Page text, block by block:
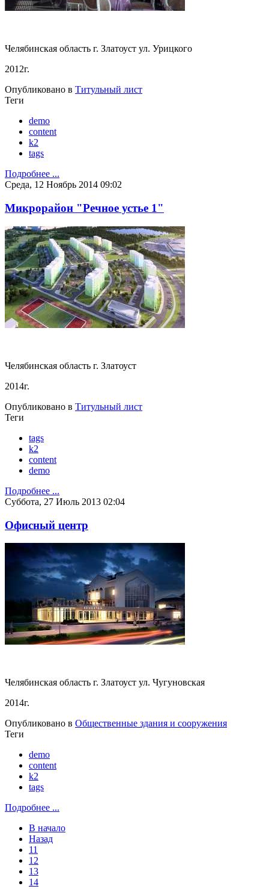
Челябинская область г. Златоуст ул. Урицкого
2012г.
Опубликовано в Титульный лист
Теги
demo
content
k2
tags
Подробнее ...
Среда, 12 Ноябрь 2014 09:02
Микрорайон "Речное устье 1"
Челябинская область г. Златоуст
2014г.
Опубликовано в Титульный лист
Теги
tags
k2
content
demo
Подробнее ...
Суббота, 27 Июль 2013 02:04
Офисный центр
Челябинская область г. Златоуст ул. Чугуновская
2014г.
Опубликовано в Общественные здания и сооружения
Теги
demo
content
k2
tags
Подробнее ...
В начало
Назад
11
12
13
14